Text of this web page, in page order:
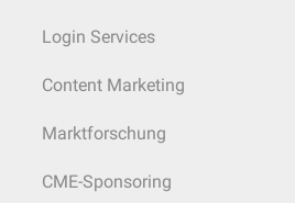
Login Services
Content Marketing
Marktforschung
CME-Sponsoring